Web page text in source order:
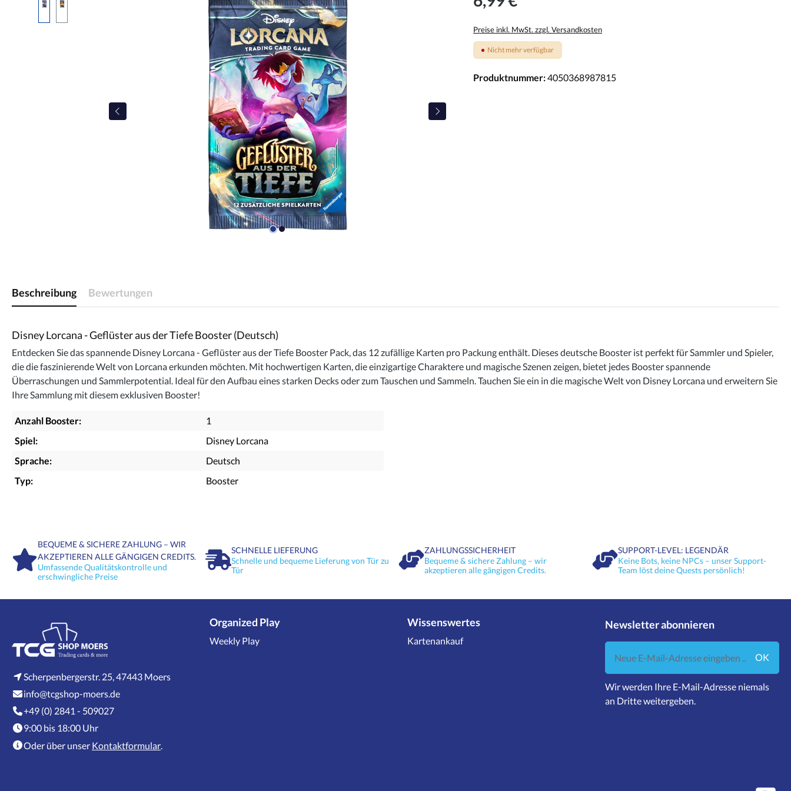
Preise inkl. MwSt. zzgl. Versandkosten
Nicht mehr verfügbar
Produktnummer:4050368987815
Beschreibung Bewertungen
Disney Lorcana - Geflüster aus der Tiefe Booster (Deutsch)
Entdecken Sie das spannende Disney Lorcana - Geflüster aus der Tiefe Booster Pack, das 12 zufällige Karten pro Packung enthält. Dieses deutsche Booster ist perfekt für Sammler und Spieler,
die die faszinierende Welt von Lorcana erkunden möchten. Mit hochwertigen Karten, die einzigartige Charaktere und magische Szenen zeigen, bietet jedes Booster spannende
Überraschungen und Sammlerpotential. Ideal für den Aufbau eines starken Decks oder zum Tauschen und Sammeln. Tauchen Sie ein in die magische Welt von Disney Lorcana und erweitern Sie
Ihre Sammlung mit diesem exklusiven Booster!
Anzahl Booster:
1
Spiel:
Disney Lorcana
Sprache:
Deutsch
Typ:
Booster
BEQUEME & SICHERE ZAHLUNG – WIR
AKZEPTIEREN ALLE GÄNGIGEN CREDITS.
Umfassende Qualitätskontrolle und
erschwingliche Preise
SCHNELLE LIEFERUNG
Schnelle und bequeme Lieferung von Tür zu
Tür
ZAHLUNGSSICHERHEIT
Bequeme & sichere Zahlung – wir
akzeptieren alle gängigen Credits.
SUPPORT-LEVEL: LEGENDÄR
Keine Bots, keine NPCs – unser Support-
Team löst deine Quests persönlich!
Scherpenbergerstr. 25, 47443 Moers
info@tcgshop-moers.de
+49 (0) 2841 - 509027
9:00 bis 18:00 Uhr
Oder über unser Kontaktformular
Organized Play
Weekly Play
Wissenswertes
Kartenankauf
Newsletter abonnieren
Neue E-Mail-Adresse eingeben ...
OK
Wir werden Ihre E-Mail-Adresse niemals
an Dritte weitergeben.